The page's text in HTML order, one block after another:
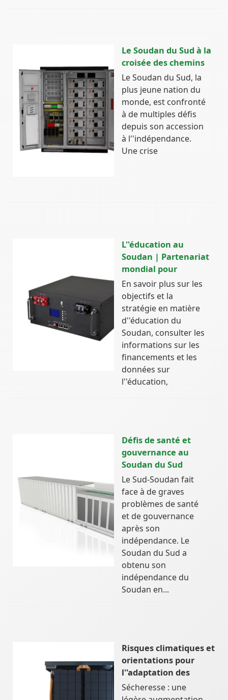
Le Soudan du Sud à la
croisée des chemins
Le Soudan du Sud, la
plus jeune nation du
monde, est confronté
à de multiples défis
depuis son accession
à l''indépendance.
Une crise
L''éducation au
Soudan | Partenariat
mondial pour
En savoir plus sur les
objectifs et la
stratégie en matière
d''éducation du
Soudan, consulter les
informations sur les
financements et les
données sur
l''éducation,
Défis de santé et
gouvernance au
Soudan du Sud
Le Sud-Soudan fait
face à de graves
problèmes de santé
et de gouvernance
après son
indépendance. Le
Soudan du Sud a
obtenu son
indépendance du
Soudan en...
Risques climatiques et
orientations pour
l''adaptation des
Sécheresse : une